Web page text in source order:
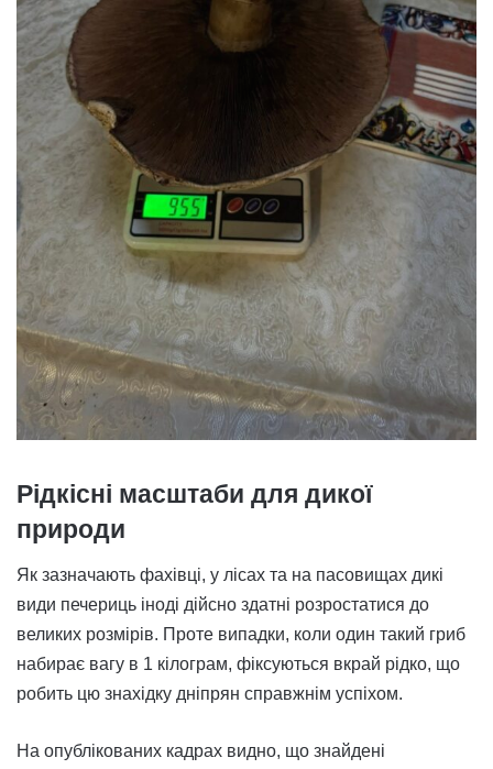
Рідкісні масштаби для дикої
природи
Як зазначають фахівці, у лісах та на пасовищах дикі
види печериць іноді дійсно здатні розростатися до
великих розмірів. Проте випадки, коли один такий гриб
набирає вагу в 1 кілограм, фіксуються вкрай рідко, що
робить цю знахідку дніпрян справжнім успіхом.
На опублікованих кадрах видно, що знайдені